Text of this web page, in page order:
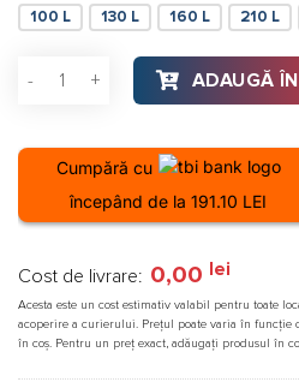
100 L 130 L 160 L 210 L
Cantitate Boiler ACV confort 210
ADAUGĂ
Cumpără cu
începând de la 191.10 LEI
Cost de livrare: 0,00 lei
Acesta este un cost estimativ valabil pentru toate
acoperire a curierului. Prețul poate varia în funcție
în coș. Pentru un preț exact, adăugați produsul în